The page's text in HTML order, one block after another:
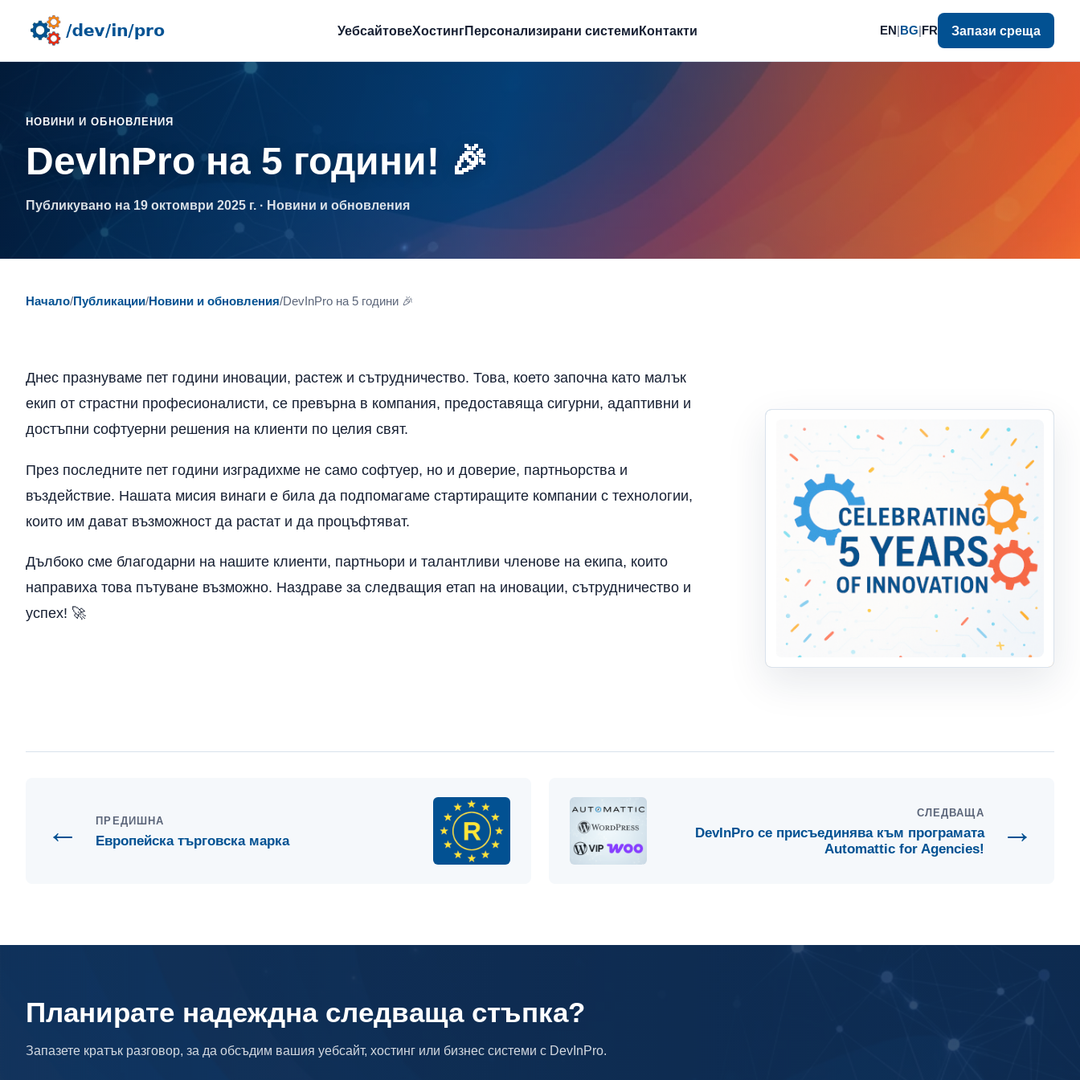
УебсайтовеХостингПерсонализирани системи Контакти EN|BG|FR Запази среща
НОВИНИ И ОБНОВЛЕНИЯ
DevInPro на 5 години! 🎉
Публикувано на 19 октомври 2025 г. · Новини и обновления
Начало/Публикации/Новини и обновления/DevInPro на 5 години 🎉
Днес празнуваме пет години иновации, растеж и сътрудничество. Това, което започна като малък
екип от страстни професионалисти, се превърна в компания, предоставяща сигурни, адаптивни и
достъпни софтуерни решения на клиенти по целия свят.
През последните пет години изградихме не само софтуер, но и доверие, партньорства и
въздействие. Нашата мисия винаги е била да подпомагаме стартиращите компании с технологии,
които им дават възможност да растат и да процъфтяват.
Дълбоко сме благодарни на нашите клиенти, партньори и талантливи членове на екипа, които
направиха това пътуване възможно. Наздраве за следващия етап на иновации, сътрудничество и
успех! 🚀
← ПРЕДИШНА
Европейска търговска марка
СЛЕДВАЩА
DevInPro се присъединява към програмата
Automattic for Agencies!
→
Планирате надеждна следваща стъпка?
Запазете кратък разговор, за да обсъдим вашия уебсайт, хостинг или бизнес системи с DevInPro.